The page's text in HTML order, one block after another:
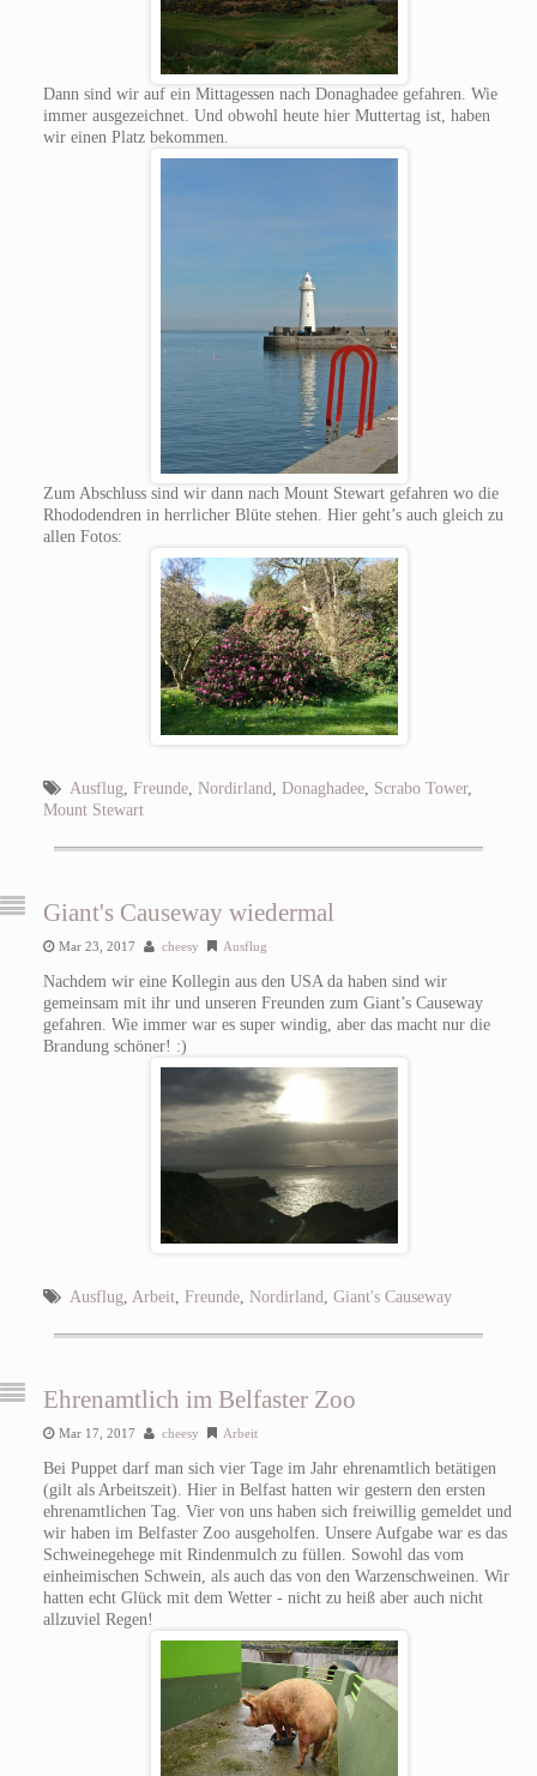
Dann sind wir auf ein Mittagessen nach Donaghadee gefahren. Wie
immer ausgezeichnet. Und obwohl heute hier Muttertag ist, haben
wir einen Platz bekommen.
Zum Abschluss sind wir dann nach Mount Stewart gefahren wo die
Rhododendren in herrlicher Blüte stehen. Hier geht’s auch gleich zu
allen Fotos:
Ausflug Freunde, Nordirland Donaghadee, Scrabo Tower,
Mount Stewart
Giant's Causeway wiedermal
Mar 23, 2017 cheesy Ausflug
Nachdem wir eine Kollegin aus den USA da haben sind wir
gemeinsam mit ihr und unseren Freunden zum Giant’s Causeway
gefahren. Wie immer war es super windig, aber das macht nur die
Brandung schöner! :)
Ausflug, Arbeit, Freunde, Nordirland, Giant's Causeway
Ehrenamtlich im Belfaster Zoo
Mar 17, 2017 cheesy Arbeit
Bei Puppet darf man sich vier Tage im Jahr ehrenamtlich betätigen
(gilt als Arbeitszeit). Hier in Belfast hatten wir gestern den ersten
ehrenamtlichen Tag. Vier von uns haben sich freiwillig gemeldet und
wir haben im Belfaster Zoo ausgeholfen. Unsere Aufgabe war es das
Schweinegehege mit Rindenmulch zu füllen. Sowohl das vom
einheimischen Schwein, als auch das von den Warzenschweinen. Wir
hatten echt Glück mit dem Wetter - nicht zu heiß aber auch nicht
allzuviel Regen!